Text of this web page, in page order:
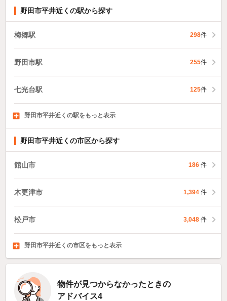
野田市平井近くの駅から探す
梅郷駅 298件
野田市駅 255件
七光台駅 125件
清水公園駅149件
愛宕駅238件
川間駅219件
野田市平井近くの駅をもっと表示
野田市平井近くの市区から探す
館山市 186 件
木更津市 1,394 件
松戸市 3,048 件
茂原市1,045件
成田市700件
佐倉市570件
野田市平井近くの市区をもっと表示
物件が見つからなかったときの
アドバイス4